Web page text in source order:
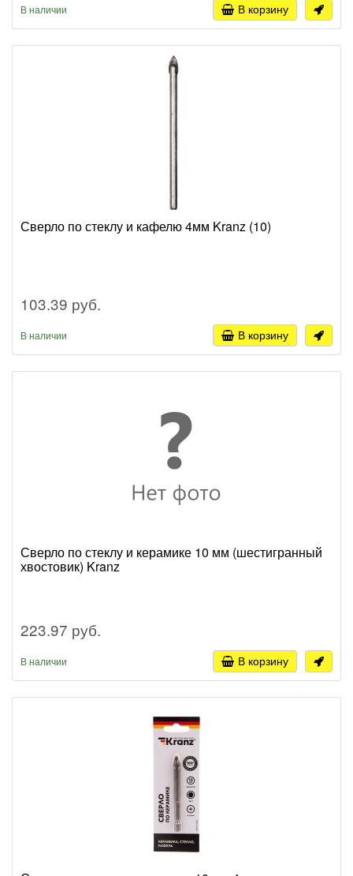
В наличии В корзину
Сверло по стеклу и кафелю 4мм Kranz (10)
103.39 руб.
В наличии В корзину
Сверло по стеклу и керамике 10 мм (шестигранный
хвостовик) Kranz
223.97 руб.
В наличии В корзину